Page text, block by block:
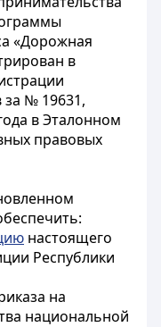
«Дорожная
в
за № 19631,
в Эталонном
правовых
настоящего
Республики
на
национальной